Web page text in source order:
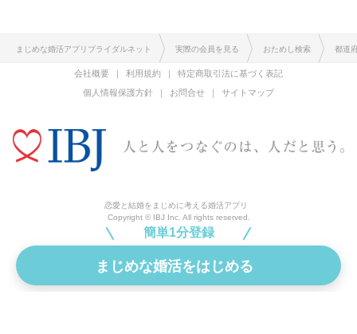
簡単1分登録
まじめな婚活をはじめる
まじめな婚活アプリブライダルネット 実際の会員を見る おためし検索 都道
会社概要 利用規約
特定商取引法に基づく表記
個人情報保護方針
お問合せ サイトマップ
恋愛と結婚をまじめに考える婚活アプリ
Copyright © IBJ Inc. All rights reserved.